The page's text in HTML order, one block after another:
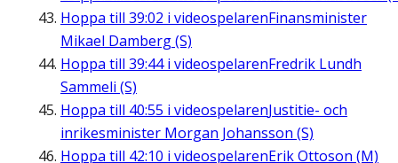
Hoppa till 39:02 i videospelarenFinansminister
Mikael Damberg (S)
Hoppa till 39:44i videospelarenFredrik Lundh
Sammeli (S)
Hoppa till 40:55 i videospelarenJustitie- och
inrikesminister Morgan Johansson (S)
Hoppa till 42:10 i videospelarenErik Ottoson (M)